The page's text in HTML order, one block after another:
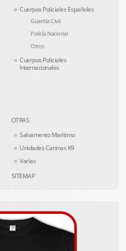
Cuerpos Policiales Españoles
Guardia Civil
Policía Nacional
Otros
Cuerpos Policiales
Internacionales
OTRAS
Salvamento Marítimo
Unidades Caninas K9
Varias
SITEMAP